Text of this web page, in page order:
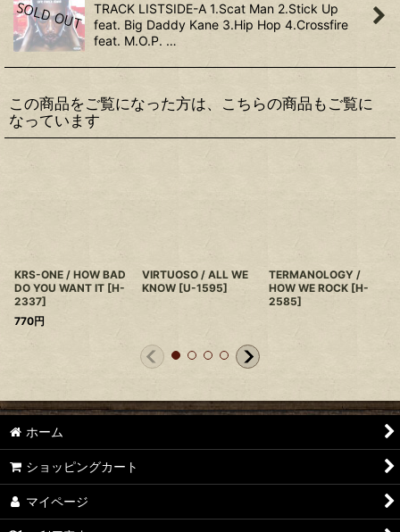
TRACK LISTSIDE-A 1.Scat Man 2.Stick Up
feat. Big Daddy Kane 3.Hip Hop 4.Crossfire
feat. M.O.P. …
この商品をご覧になった方は、こちらの商品もご覧に
なっています
KRS-ONE / HOW BAD
DO YOU WANT IT [H-
2337]
770円
VIRTUOSO / ALL WE
KNOW [U-1595]
TERMANOLOGY /
HOW WE ROCK [H-
2585]
ホーム
ショッピングカート
マイページ